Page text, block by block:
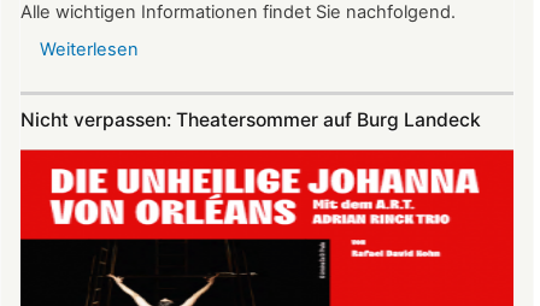
Alle wichtigen Informationen findet Sie nachfolgend.
Weiterlesen
4.
2026
nach
Freiburg
Nicht verpassen: Theatersommer auf Burg Landeck